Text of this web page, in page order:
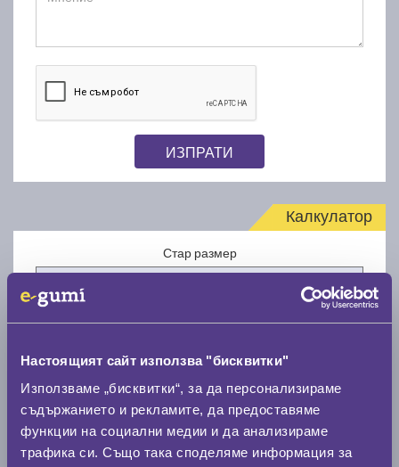
Настоящият сайт използва "бисквитки"
Използваме „бисквитки“, за да персонализираме
съдържанието и рекламите, да предоставяме
функции на социални медии и да анализираме
трафика си. Също така споделяме информация за
ИЗПРАТИ
Калкулатор
Стар размер
Нов размер